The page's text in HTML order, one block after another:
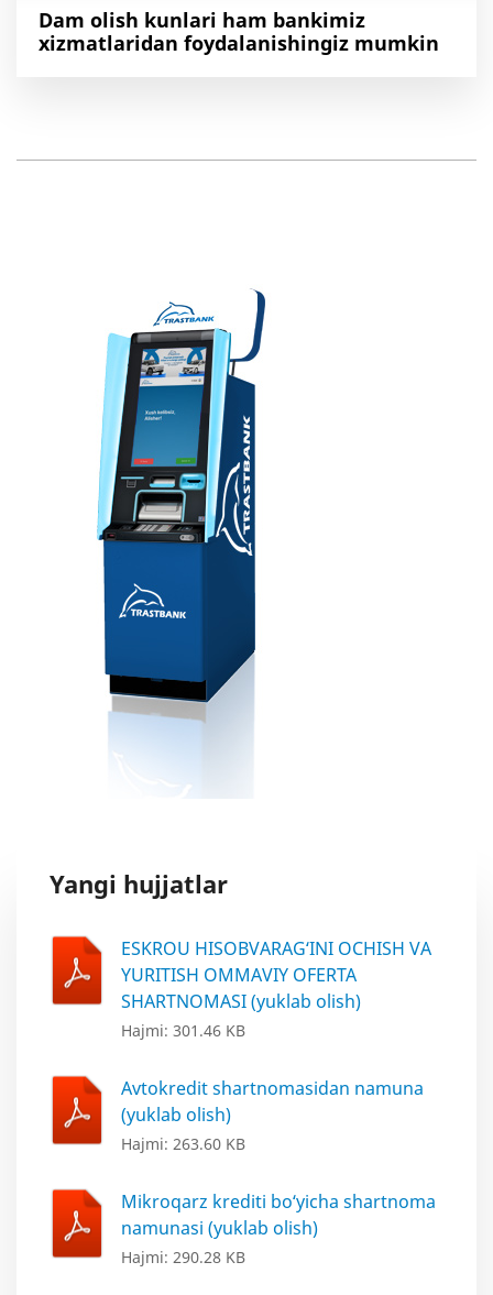
Dam olish kunlari ham bankimiz
xizmatlaridan foydalanishingiz mumkin
Yangi hujjatlar
ESKROU HISOBVARAG‘INI OCHISH VA
YURITISH OMMAVIY OFERTA
SHARTNOMASI (yuklab olish)
Hajmi: 301.46 KB
Avtokredit shartnomasidan namuna
(yuklab olish)
Hajmi: 263.60 KB
Mikroqarz krediti bo‘yicha shartnoma
namunasi (yuklab olish)
Hajmi: 290.28 KB